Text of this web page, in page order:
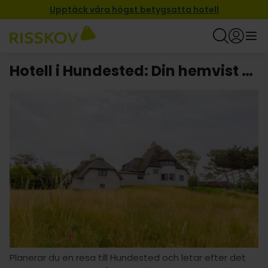
Upptäck våra högst betygsatta hotell
Hotell i Hundested: Din hemvist borta från hemmet!
Planerar du en resa till Hundested och letar efter det